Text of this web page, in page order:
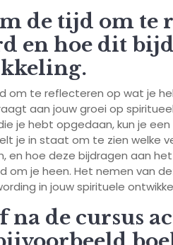
de tijd om te
en hoe dit
om te reflecteren op wat je
aan jouw groei op
je hebt opgedaan, kun je
je in staat om te zien welke
en hoe deze bijdragen aan
om je heen. Het nemen van
in jouw spirituele
na de cursus